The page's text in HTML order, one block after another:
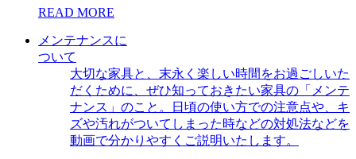
READ MORE
メンテナンスに
ついて
大切な家具と、末永く楽しい時間をお過ごしいた
だくために、ぜひ知っておきたい家具の「メンテ
ナンス」のこと。日頃の使い方での注意点や、キ
ズや汚れがついてしまった時などの対処法などを
動画で分かりやすくご説明いたします。